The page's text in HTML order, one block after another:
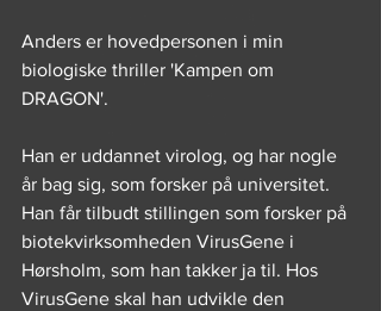
Anders er hovedpersonen i min
biologiske thriller 'Kampen om
DRAGON'.
Han er uddannet virolog, og har nogle
år bag sig, som forsker på universitet.
Han får tilbudt stillingen som forsker på
biotekvirksomheden VirusGene i
Hørsholm, som han takker ja til. Hos
VirusGene skal han udvikle den